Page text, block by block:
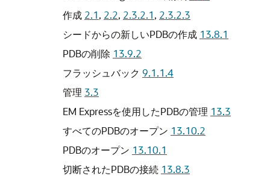
作成 2.1, 2.2, 2.3.2.1, 2.3.2.3
シードからの新しいPDBの作成 13.8.1
PDBの削除 13.9.2
フラッシュバック 9.1.1.4
管理 3.3
EM Expressを使用したPDBの管理 13.3
すべてのPDBのオープン 13.10.2
PDBのオープン 13.10.1
切断されたPDBの接続 13.8.3